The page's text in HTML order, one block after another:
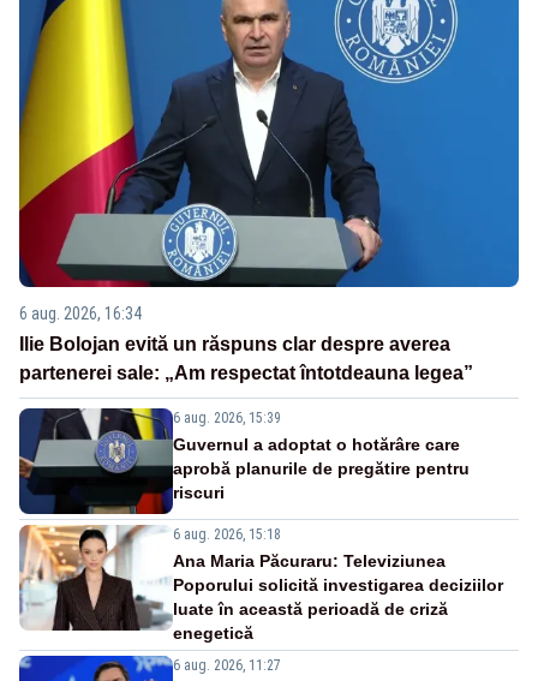
6 aug. 2026, 16:34
Ilie Bolojan evită un răspuns clar despre averea
partenerei sale: „Am respectat întotdeauna legea”
6 aug. 2026, 15:39
Guvernul a adoptat o hotărâre care
aprobă planurile de pregătire pentru
riscuri
6 aug. 2026, 15:18
Ana Maria Păcuraru: Televiziunea
Poporului solicită investigarea deciziilor
luate în această perioadă de criză
enegetică
6 aug. 2026, 11:27